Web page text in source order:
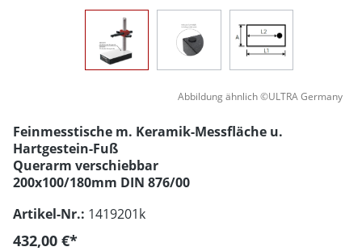
Abbildung ähnlich ©ULTRA Germany
Feinmesstische m. Keramik-Messfläche u.
Hartgestein-Fuß
Querarm verschiebbar
200x100/180mm DIN 876/00
Artikel-Nr.: 1419201k
432,00 €*